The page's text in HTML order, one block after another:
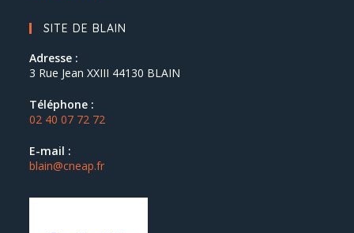
SITE DE BLAIN
Adresse :
3 Rue Jean XXIII 44130 BLAIN
Téléphone :
02 40 07 72 72
E-mail :
blain@cneap.fr